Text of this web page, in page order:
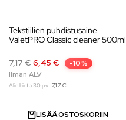
Tekstiilien puhdistusaine
ValetPRO Classic cleaner 500ml
7,17€6,45 € -10%
Alin hinta 30 pv: 7,17€
LISÄÄ OSTOSKORIIN